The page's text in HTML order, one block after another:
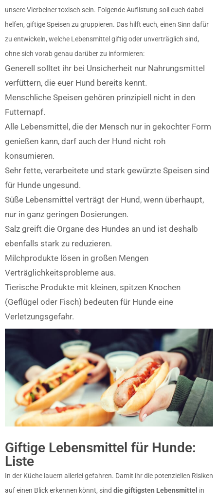
unsere Vierbeiner toxisch sein. Folgende Auflistung soll euch dabei
helfen, giftige Speisen zu gruppieren. Das hilft euch, einen Sinn dafür
zu entwickeln, welche Lebensmittel giftig oder unverträglich sind,
ohne sich vorab genau darüber zu informieren:
Generell solltet ihr bei Unsicherheit nur Nahrungsmittel
verfüttern, die euer Hund bereits kennt.
Menschliche Speisen gehören prinzipiell nicht in den
Futternapf.
Alle Lebensmittel, die der Mensch nur in gekochter Form
genießen kann, darf auch der Hund nicht roh
konsumieren.
Sehr fette, verarbeitete und stark gewürzte Speisen sind
für Hunde ungesund.
Süße Lebensmittel verträgt der Hund, wenn überhaupt,
nur in ganz geringen Dosierungen.
Salz greift die Organe des Hundes an und ist deshalb
ebenfalls stark zu reduzieren.
Milchprodukte lösen in großen Mengen
Verträglichkeitsprobleme aus.
Tierische Produkte mit kleinen, spitzen Knochen
(Geflügel oder Fisch) bedeuten für Hunde eine
Verletzungsgefahr.
Giftige Lebensmittel für Hunde:
Liste
In der Küche lauern allerlei gefahren. Damit ihr die potenziellen Risiken
auf einen Blick erkennen könnt, sind die giftigsten Lebensmittel in